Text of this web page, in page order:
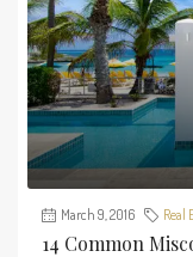
March 9, 2016 Real
14 Common